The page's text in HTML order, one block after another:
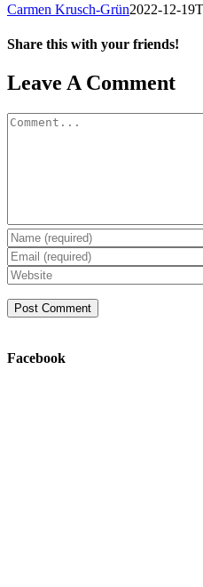
Carmen Krusch-Grün2022-12-
Share this with your friends!
Facebook
X
Reddit
LinkedIn
Tumblr
Pinterest
Vk
Email
Leave A Comment
Comment
Facebook